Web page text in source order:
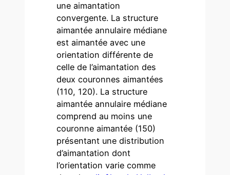
une aimantation
convergente. La structure
aimantée annulaire médiane
est aimantée avec une
orientation différente de
celle de l’aimantation des
deux couronnes aimantées
(110, 120). La structure
aimantée annulaire médiane
comprend au moins une
couronne aimantée (150)
présentant une distribution
d’aimantation dont
l’orientation varie comme